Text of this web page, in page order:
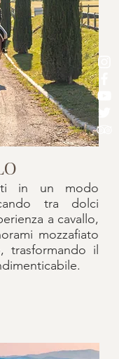
in un modo
tra dolci
a cavallo,
mozzafiato
trasformando il